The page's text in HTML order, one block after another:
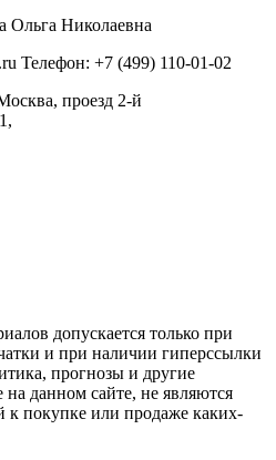
Ольга Николаевна
Телефон: +7 (499) 110-01-02
проезд 2-й
допускается только при
и при наличии гиперссылки
прогнозы и другие
данном сайте, не являются
к покупке или продаже каких-